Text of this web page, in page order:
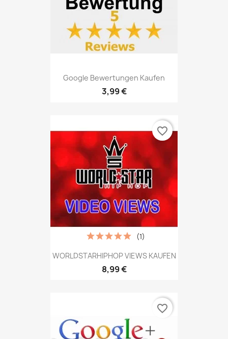
Google Bewertungen Kaufen
3,99 €
WORLDSTARHIPHOP VIEWS KAUFEN
8,99 €
(1)
favorite_border
favorite_border